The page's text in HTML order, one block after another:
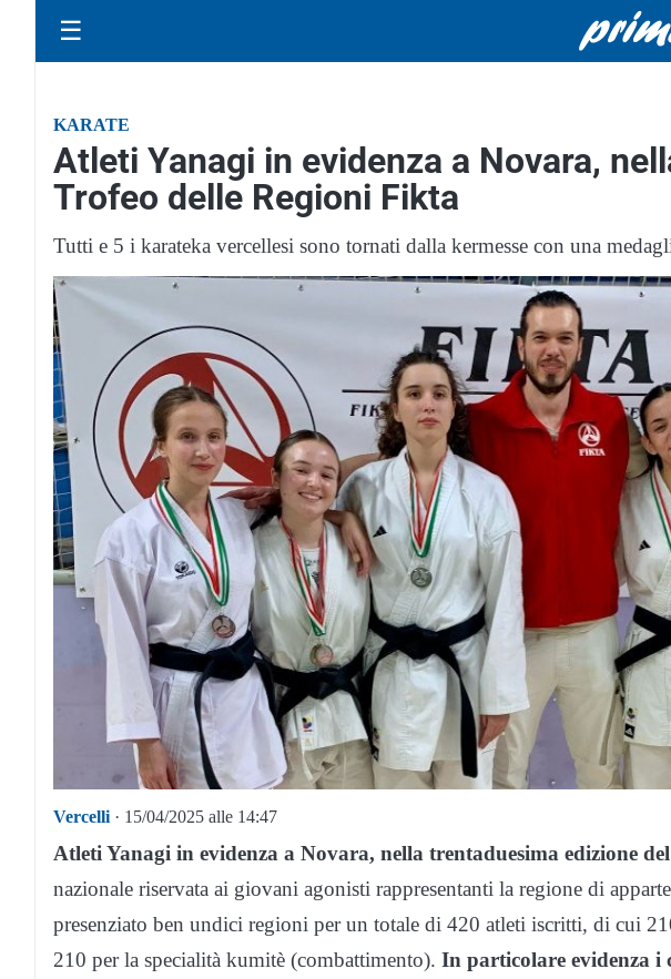
☰
KARATE
Atleti Yanagi in evidenza a Novara,
Trofeo delle Regioni Fikta
Tutti e 5 i karateka vercellesi sono tornati dalla kermesse con una
Vercelli · 15/04/2025 alle 14:47
Atleti Yanagi in evidenza a Novara, nella trentaduesima edizione
nazionale riservata ai giovani agonisti rappresentanti la regione di
presenziato ben undici regioni per un totale di 420 atleti iscritti, di cui
210 per la specialità kumitè (combattimento). In particolare evidenza i